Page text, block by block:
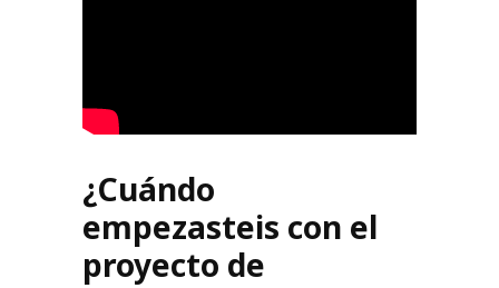
¿Cuándo
empezasteis con el
proyecto de